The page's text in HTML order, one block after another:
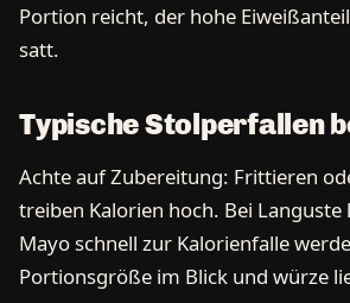
Portion reicht, der hohe
satt.
Typische Stolperfallen
Achte auf Zubereitung: Frittieren
treiben Kalorien hoch. Bei
Mayo schnell zur Kalorienfalle
Portionsgröße im Blick und würze